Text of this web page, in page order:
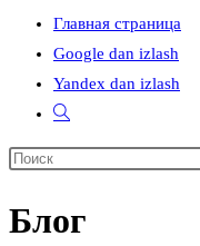
сайту
Главная страница
Google dan izlash
Yandex dan izlash
Переключить
по
сайту
Поиск
сайте
Блог